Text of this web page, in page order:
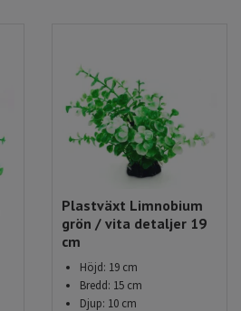
Plastväxt Limnobium
grön / vita detaljer 19
cm
Höjd: 19 cm
Bredd: 15 cm
Djup: 10 cm